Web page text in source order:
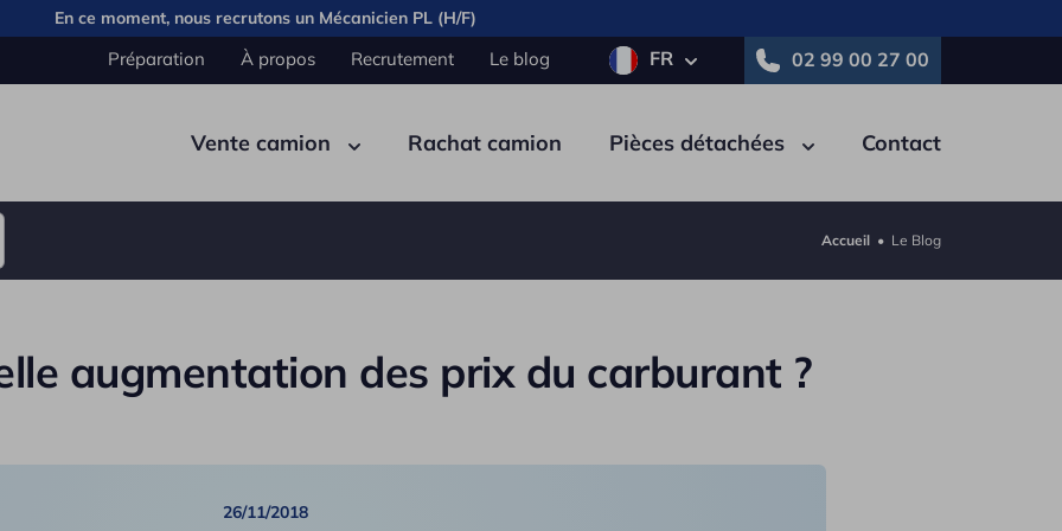
En ce moment, nous recrutons un Mécanicien PL (H/F)
Préparation À propos Recrutement Le blog FR 02 99 00 27 00
Vente camion
Benne
Polybenne
Rachat camion Pièces détachées
Pont Cabine Électricité
Contact
Accueil • Le Blog
augmentation des prix du carburant ?
26/11/2018